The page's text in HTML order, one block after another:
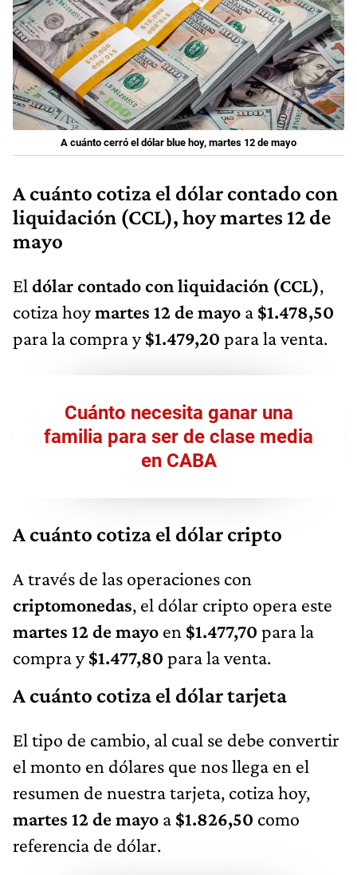
A cuánto cerró el dólar blue hoy, martes 12 de mayo
A cuánto cotiza el dólar contado con
liquidación (CCL), hoy martes 12 de
mayo
El dólar contado con liquidación (CCL),
cotiza hoymartes 12 de mayo a $1.478,50
para la compra y$1.479,20 para la venta.
Cuánto necesita ganar una
familia para ser de clase media
en CABA
A cuánto cotiza el dólar cripto
A través de las operaciones con
criptomonedas, el dólar cripto opera este
martes 12 de mayo en $1.477,70 para la
compra y$1.477,80 para la venta.
A cuánto cotiza el dólar tarjeta
El tipo de cambio, al cual se debe convertir
el monto en dólares que nos llega en el
resumen de nuestra tarjeta, cotiza hoy,
martes 12 de mayo a $1.826,50 como
referencia de dólar.